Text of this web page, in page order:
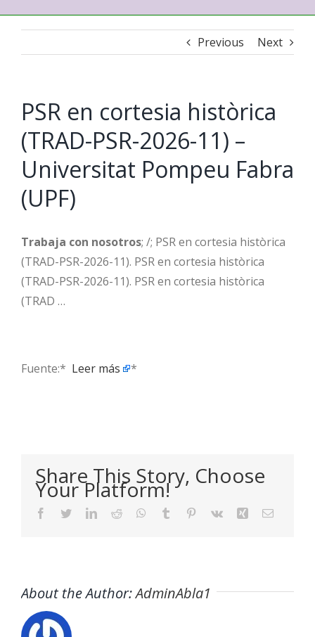
Previous Next
PSR en cortesia històrica
(TRAD-PSR-2026-11) –
Universitat Pompeu Fabra
(UPF)
Trabaja con nosotros; /; PSR en cortesia històrica
(TRAD-PSR-2026-11). PSR en cortesia històrica
(TRAD-PSR-2026-11). PSR en cortesia històrica
(TRAD …
Fuente:* ​ Leer más *
Share This Story, Choose
Your Platform!
Facebook
TwitterLinkedIn
Reddit WhatsApp
Tumblr Pinterest
Vk Xing Email
About the Author:AdminAbla1